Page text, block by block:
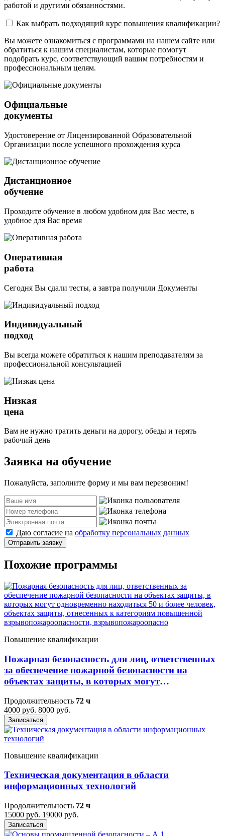
работой и другими обязанностями.
Как выбрать подходящий курс повышения квалификации?
Вы можете ознакомиться с программами на нашем сайте или
обратиться к нашим специалистам, которые помогут
подобрать курс, соответствующий вашим потребностям и
профессиональным целям.
Официальные
документы
Удостоверение от Лицензированной Образовательной
Организации после успешного прохождения курса
Дистанционное
обучение
Проходите обучение в любом удобном для Вас месте, в
удобное для Вас время
Оперативная
работа
Сегодня Вы сдали тесты, а завтра получили Документы
Индивидуальный
подход
Вы всегда можете обратиться к нашим преподавателям за
профессиональной консультацией
Низкая
цена
Вам не нужно тратить деньги на дорогу, обеды и терять
рабочий день
Заявка на обучение
Пожалуйста, заполните форму и мы вам перезвоним!
Даю согласие на обработку персональных данных
Отправить заявку
Похожие программы
Повышение квалификации
Пожарная безопасность для лиц, ответственных
за обеспечение пожарной безопасности на
объектах защиты, в которых могут
объектах защиты, отнесенных к категориям
повышенной взрывопожароопасности,
взрывопожароопасно
Продолжительность 72 ч
4000 руб. 8000 руб.
Записаться
Повышение квалификации
Техническая документация в области
информационных технологий
Продолжительность 72 ч
15000 руб. 19000 руб.
Записаться